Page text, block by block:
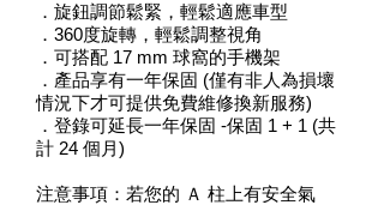
．旋鈕調節鬆緊，輕鬆適應車型
．360度旋轉，輕鬆調整視角
．可搭配 17 mm 球窩的手機架
．產品享有一年保固 (僅有非人為損壞
情況下才可提供免費維修換新服務)
．登錄可延長一年保固 -保固 1 + 1 (共
計 24 個月)
注意事項：若您的 Ａ 柱上有安全氣